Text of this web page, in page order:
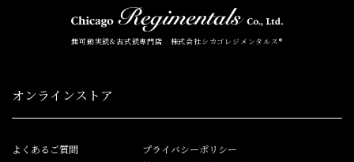
無可動実銃&古式銃専門店 株式会社シカゴレジメンタルス®
オンラインストア
よくあるご質問
プライバシーポリシー